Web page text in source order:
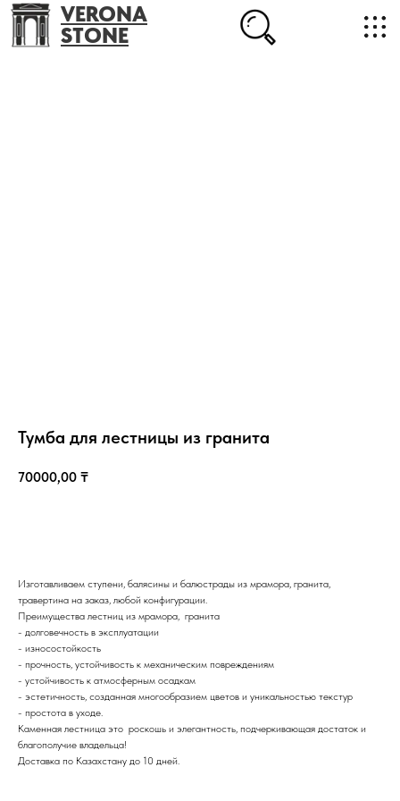
VERONA
STONE
Казахстан, Алматы, ул Султана Бейбарыса, 32
Тумба для лестницы из гранита
70000,00 ₸
Изготавливаем ступени, балясины и балюстрады из мрамора, гранита,
травертина на заказ, любой конфигурации.
Преимущества лестниц из мрамора, гранита
- долговечность в эксплуатации
- износостойкость
- прочность, устойчивость к механическим повреждениям
- устойчивость к атмосферным осадкам
- эстетичность, созданная многообразием цветов и уникальностью текстур
- простота в уходе.
Каменная лестница это роскошь и элегантность, подчеркивающая достаток и
благополучие владельца!
Доставка по Казахстану до 10 дней.